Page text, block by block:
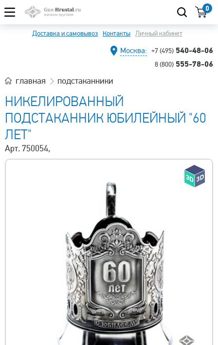
0
Доставка и самовывоз Контакты Личный кабинет
Москва: +7 (495) 540-48-06
8 (800) 555-78-06
главная подстаканники
НИКЕЛИРОВАННЫЙ
ПОДСТАКАННИК ЮБИЛЕЙНЫЙ "60
ЛЕТ"
Арт. 750054,